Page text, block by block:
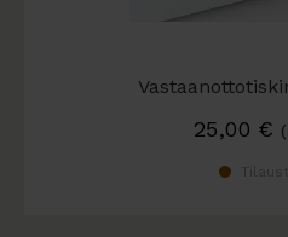
25,00 €